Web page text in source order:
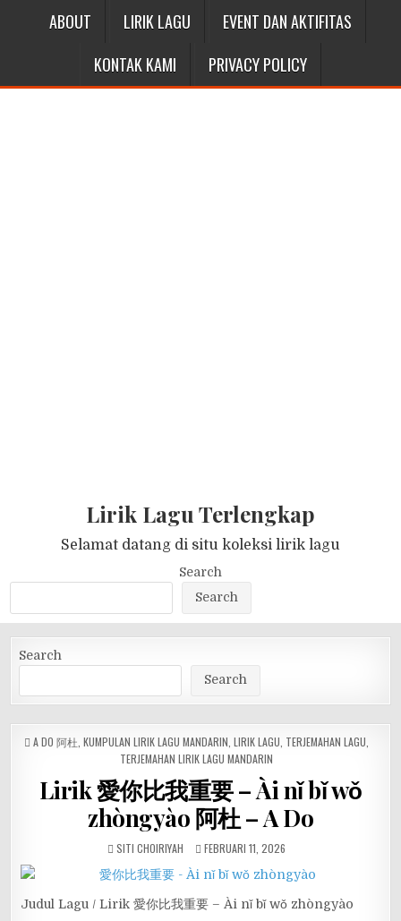
ABOUT LIRIK LAGU
EVENT DAN AKTIFITAS
KONTAK KAMI
PRIVACY POLICY
Lirik Lagu Terlengkap
Selamat datang di situ koleksi lirik lagu
Search
Search
Search
Search
POSTED
A DO 阿杜 KUMPULAN LIRIK LAGU MANDARIN LIRIK LAGU TERJEMAHAN LAGU
TERJEMAHAN LIRIK LAGU MANDARIN
Lirik 愛你比我重要 – Ài nǐ bǐ wǒ
zhòngyào 阿杜 – A Do
SITI CHOIRIYAH FEBRUARI 11, 2026
Judul Lagu / Lirik 愛你比我重要 – Ài nǐ bǐ wǒ zhòngyào